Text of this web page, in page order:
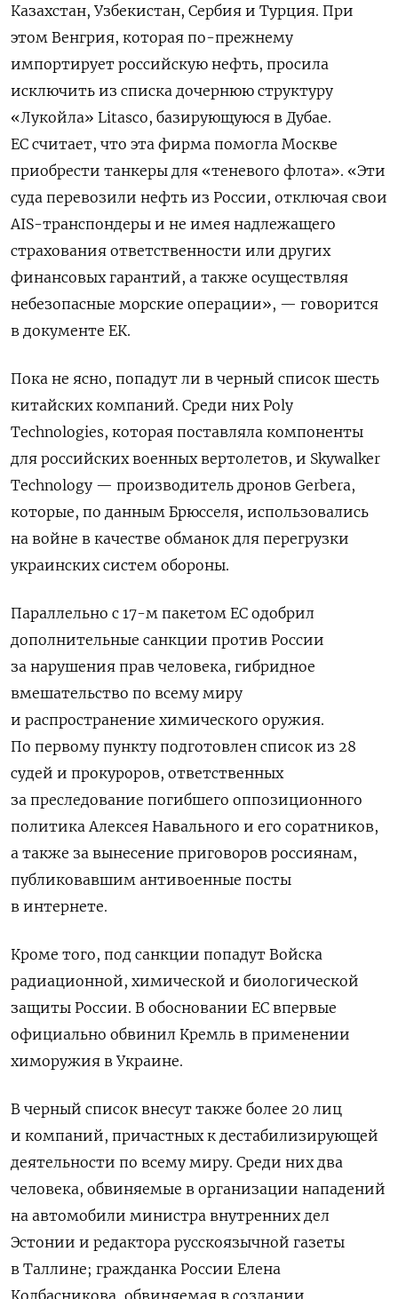
Казахстан, Узбекистан, Сербия и Турция. При
этом Венгрия, которая по-прежнему
импортирует российскую нефть, просила
исключить из списка дочернюю структуру
«Лукойла» Litasco, базирующуюся в Дубае.
ЕС считает, что эта фирма помогла Москве
приобрести танкеры для «теневого флота». «Эти
суда перевозили нефть из России, отключая свои
AIS-транспондеры и не имея надлежащего
страхования ответственности или других
финансовых гарантий, а также осуществляя
небезопасные морские операции», — говорится
в документе ЕК.
Пока не ясно, попадут ли в черный список шесть
китайских компаний. Среди них Poly
Technologies, которая поставляла компоненты
для российских военных вертолетов, и Skywalker
Technology — производитель дронов Gerbera,
которые, по данным Брюсселя, использовались
на войне в качестве обманок для перегрузки
украинских систем обороны.
Параллельно с 17-м пакетом ЕС одобрил
дополнительные санкции против России
за нарушения прав человека, гибридное
вмешательство по всему миру
и распространение химического оружия.
По первому пункту подготовлен список из 28
судей и прокуроров, ответственных
за преследование погибшего оппозиционного
политика Алексея Навального и его соратников,
а также за вынесение приговоров россиянам,
публиковавшим антивоенные посты
в интернете.
Кроме того, под санкции попадут Войска
радиационной, химической и биологической
защиты России. В обосновании ЕС впервые
официально обвинил Кремль в применении
химоружия в Украине.
В черный список внесут также более 20 лиц
и компаний, причастных к дестабилизирующей
деятельности по всему миру. Среди них два
человека, обвиняемые в организации нападений
на автомобили министра внутренних дел
Эстонии и редактора русскоязычной газеты
в Таллине; гражданка России Елена
Колбасникова, обвиняемая в создании